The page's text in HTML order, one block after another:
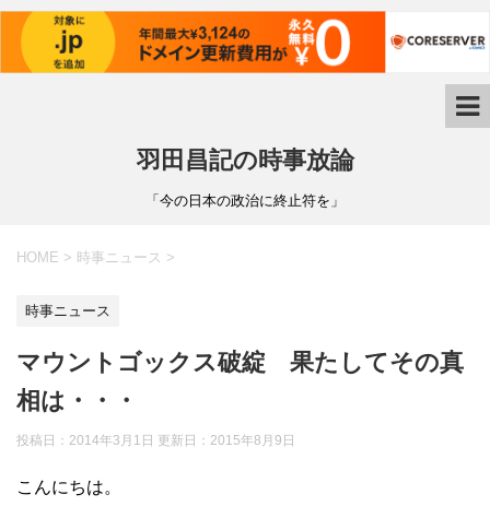
羽田昌記の時事放論
「今の日本の政治に終止符を」
HOME > 時事ニュース >
時事ニュース
マウントゴックス破綻 果たしてその真
相は・・・
投稿日：2014年3月1日 更新日： 2015年8月9日
こんにちは。